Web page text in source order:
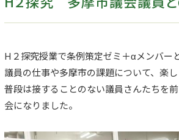
H ２探究授業で条例策定ゼミ＋αメンバー
議員の仕事や多摩市の課題について、楽
普段は接することのない議員さんたちを
会になりました。